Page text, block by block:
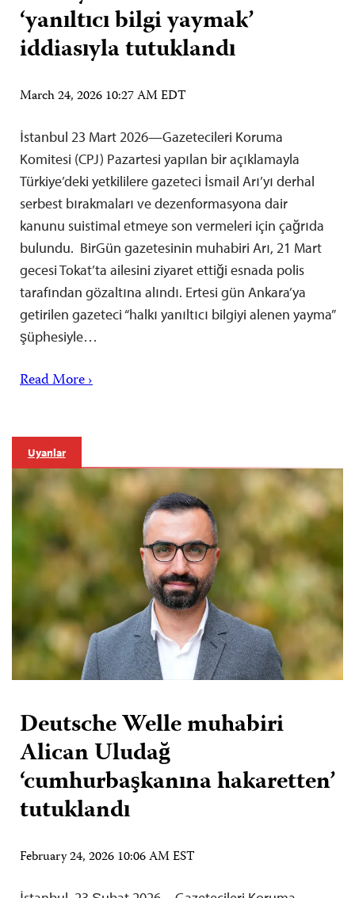
‘yanıltıcı bilgi yaymak’
iddiasıyla tutuklandı
March 24, 2026 10:27 AM EDT
İstanbul 23 Mart 2026—Gazetecileri Koruma
Komitesi (CPJ) Pazartesi yapılan bir açıklamayla
Türkiye’deki yetkililere gazeteci İsmail Arı’yı derhal
serbest bırakmaları ve dezenformasyona dair
kanunu suistimal etmeye son vermeleri için çağrıda
bulundu. BirGün gazetesinin muhabiri Arı, 21 Mart
gecesi Tokat’ta ailesini ziyaret ettiği esnada polis
tarafından gözaltına alındı. Ertesi gün Ankara’ya
getirilen gazeteci “halkı yanıltıcı bilgiyi alenen yayma”
şüphesiyle…
Read More ›
Uyarılar
Deutsche Welle muhabiri
Alican Uludağ
‘cumhurbaşkanına hakaretten’
tutuklandı
February 24, 2026 10:06 AM EST